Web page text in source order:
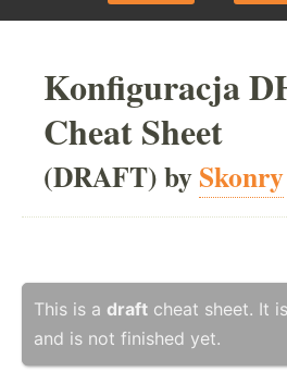
Konfiguracja
Cheat Sheet
(DRAFT) bySkonry
This is a draft cheat sheet. It
and is not finished yet.